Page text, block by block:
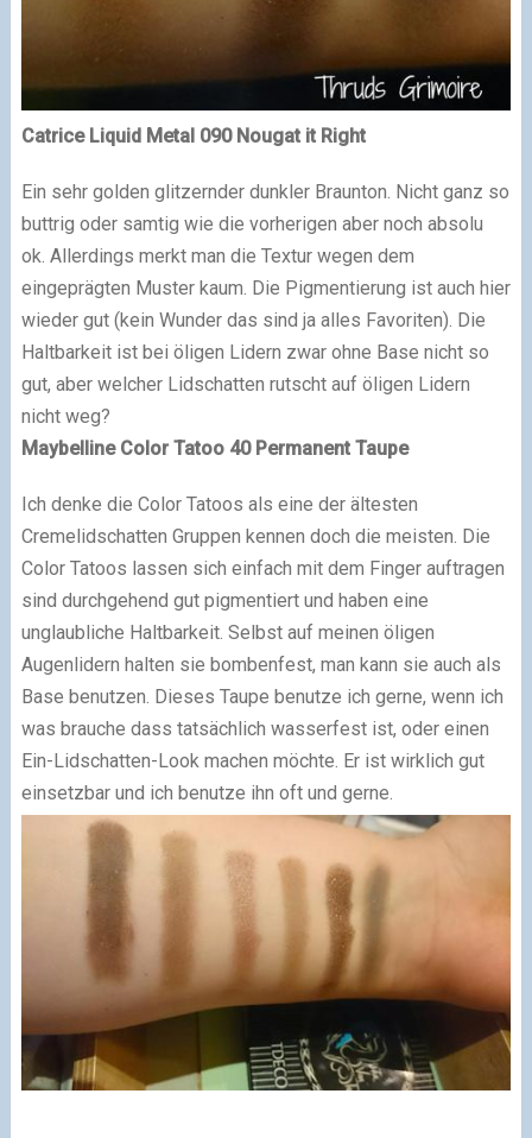
Catrice Liquid Metal 090 Nougat it Right
Ein sehr golden glitzernder dunkler Braunton. Nicht ganz so
buttrig oder samtig wie die vorherigen aber noch absolu
ok. Allerdings merkt man die Textur wegen dem
eingeprägten Muster kaum. Die Pigmentierung ist auch hier
wieder gut (kein Wunder das sind ja alles Favoriten). Die
Haltbarkeit ist bei öligen Lidern zwar ohne Base nicht so
gut, aber welcher Lidschatten rutscht auf öligen Lidern
nicht weg?
Maybelline Color Tatoo 40 Permanent Taupe
Ich denke die Color Tatoos als eine der ältesten
Cremelidschatten Gruppen kennen doch die meisten. Die
Color Tatoos lassen sich einfach mit dem Finger auftragen
sind durchgehend gut pigmentiert und haben eine
unglaubliche Haltbarkeit. Selbst auf meinen öligen
Augenlidern halten sie bombenfest, man kann sie auch als
Base benutzen. Dieses Taupe benutze ich gerne, wenn ich
was brauche dass tatsächlich wasserfest ist, oder einen
Ein-Lidschatten-Look machen möchte. Er ist wirklich gut
einsetzbar und ich benutze ihn oft und gerne.